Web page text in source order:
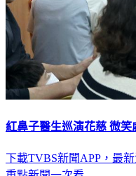
紅鼻子醫生巡演花慈 微笑
下載TVBS新聞APP，最